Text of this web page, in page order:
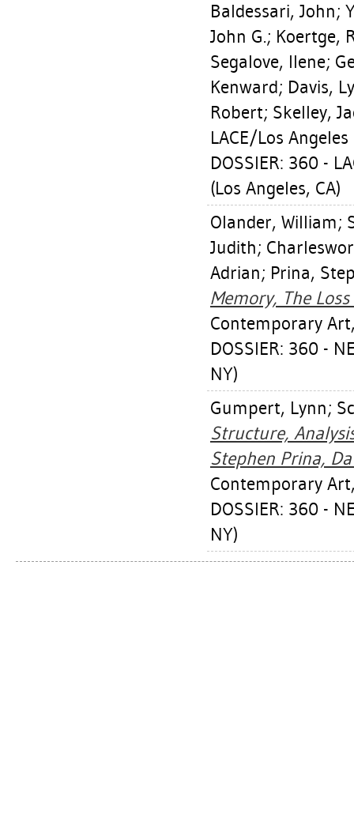
Baldessari, John;
John G.; Koertge,
Segalove, Ilene;
Kenward; Davis,
Robert; Skelley,
LACE/Los
DOSSIER: 360 -
(Los Angeles, CA)
Olander, William;
Judith;
Adrian; Prina,
Memory, The
Contemporary
DOSSIER: 360 -
NY)
Gumpert, Lynn;
Structure,
Stephen Prina,
Contemporary
DOSSIER: 360 -
NY)